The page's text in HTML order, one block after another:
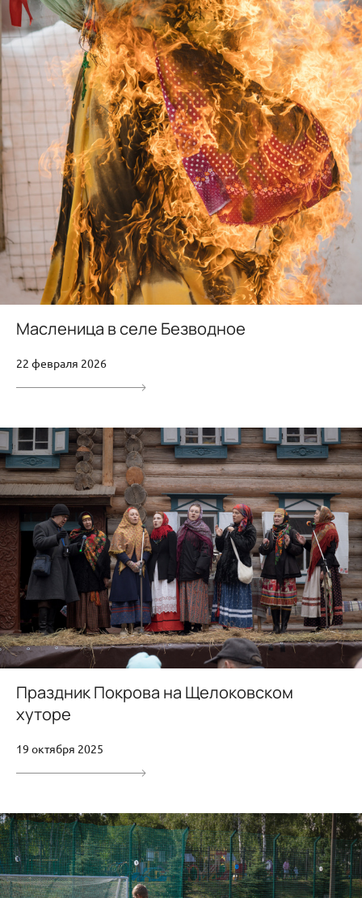
Масленица в селе Безводное
22 февраля 2026
Праздник Покрова на Щелоковском
хуторе
19 октября 2025